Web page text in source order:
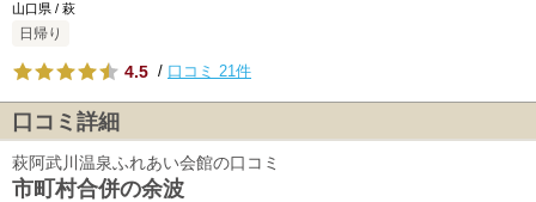
山口県 / 萩
日帰り
4.5 / 口コミ 21件
口コミ詳細
萩阿武川温泉ふれあい会館の口コミ
市町村合併の余波